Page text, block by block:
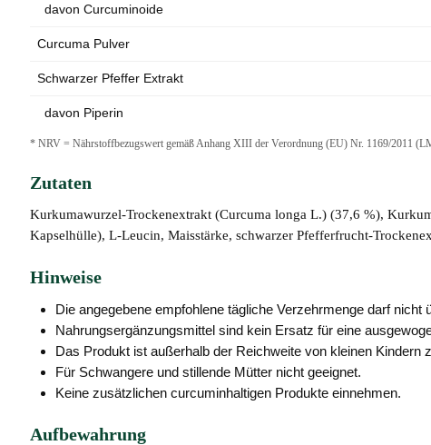
davon Curcuminoide
Curcuma Pulver
Schwarzer Pfeffer Extrakt
davon Piperin
* NRV = Nährstoffbezugswert gemäß Anhang XIII der Verordnung (EU) Nr. 1169/2011
Zutaten
Kurkumawurzel-Trockenextrakt (Curcuma longa L.) (37,6 %),
Kapselhülle), L-Leucin, Maisstärke, schwarzer Pfefferfrucht-
Hinweise
Die angegebene empfohlene tägliche Verzehrmenge darf nicht
Nahrungsergänzungsmittel sind kein Ersatz für eine
Das Produkt ist außerhalb der Reichweite von kleinen Kindern
Für Schwangere und stillende Mütter nicht geeignet.
Keine zusätzlichen curcuminhaltigen Produkte einnehmen.
Aufbewahrung